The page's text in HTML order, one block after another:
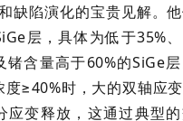
缺陷演化的宝贵见解。
层，具体为低于35%
锗含量高于60%的SiGe
度≥40%时，大的双轴应
应变释放，这通过典型